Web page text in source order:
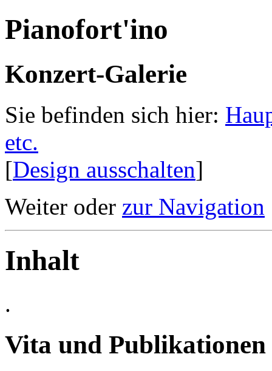
Pianofort'ino
Konzert-Galerie
Sie befinden sich hier:
etc.
[Design ausschalten]
Weiter oder zur Navigation
Inhalt
.
Vita und Publikationen